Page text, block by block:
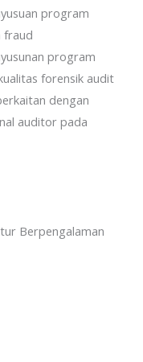
program
fraud
program
forensik audit
dengan
auditor pada
Berpengalaman